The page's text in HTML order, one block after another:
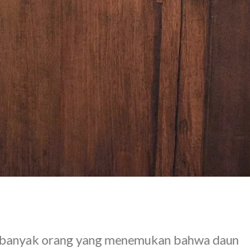
orang yang menemukan bahwa daun